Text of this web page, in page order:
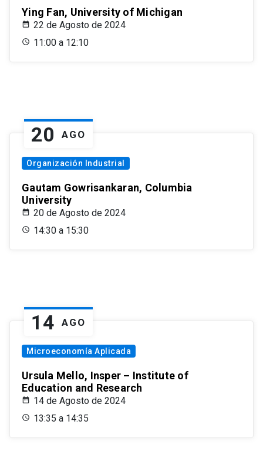
Ying Fan, University of Michigan
22 de Agosto de 2024
11:00 a 12:10
20 AGO
Organización Industrial
Gautam Gowrisankaran, Columbia
University
20 de Agosto de 2024
14:30 a 15:30
14 AGO
Microeconomía Aplicada
Ursula Mello, Insper – Institute of
Education and Research
14 de Agosto de 2024
13:35 a 14:35